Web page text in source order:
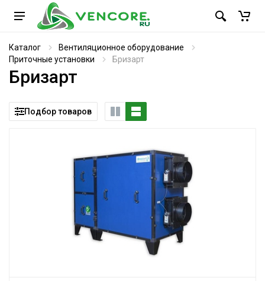
Каталог
Вентиляционное оборудование
Приточные установки
Бризарт
Бризарт
Подбор товаров